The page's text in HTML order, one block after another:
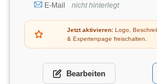
E-Mail
nicht hinterlegt
Jetzt aktivieren: Logo,
& Expertenpage freischalten.
Bearbeiten